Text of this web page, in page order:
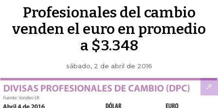
Profesionales del cambio
venden el euro en promedio
a $3.348
sábado, 2 de abril de 2016